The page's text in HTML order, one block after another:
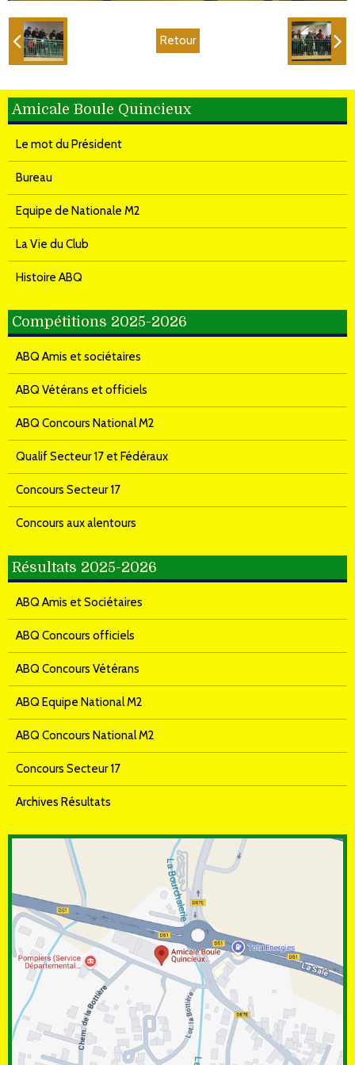
Retour
Amicale Boule Quincieux
Le mot du Président
Bureau
Equipe de Nationale M2
La Vie du Club
Histoire ABQ
Compétitions 2025-2026
ABQ Amis et sociétaires
ABQ Vétérans et officiels
ABQ Concours National M2
Qualif Secteur 17 et Fédéraux
Concours Secteur 17
Concours aux alentours
Résultats 2025-2026
ABQ Amis et Sociétaires
ABQ Concours officiels
ABQ Concours Vétérans
ABQ Equipe National M2
ABQ Concours National M2
Concours Secteur 17
Archives Résultats